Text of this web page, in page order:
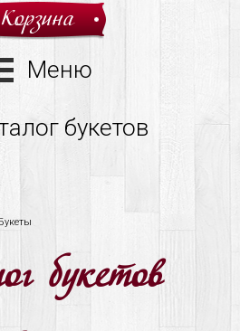
Корзина
Меню
букетов
букетов